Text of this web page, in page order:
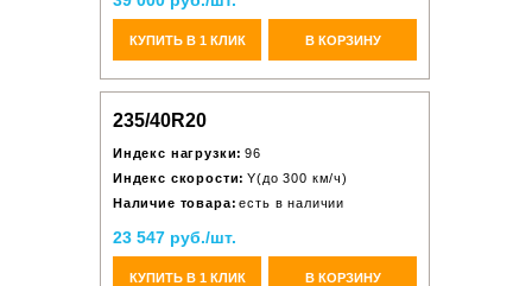
КУПИТЬ В 1 КЛИК В КОРЗИНУ
235/40R20
Индекс нагрузки: 96
Индекс скорости: Y(до 300 км/ч)
Наличие товара: есть в наличии
23 547 руб./шт.
КУПИТЬ В 1 КЛИК В КОРЗИНУ